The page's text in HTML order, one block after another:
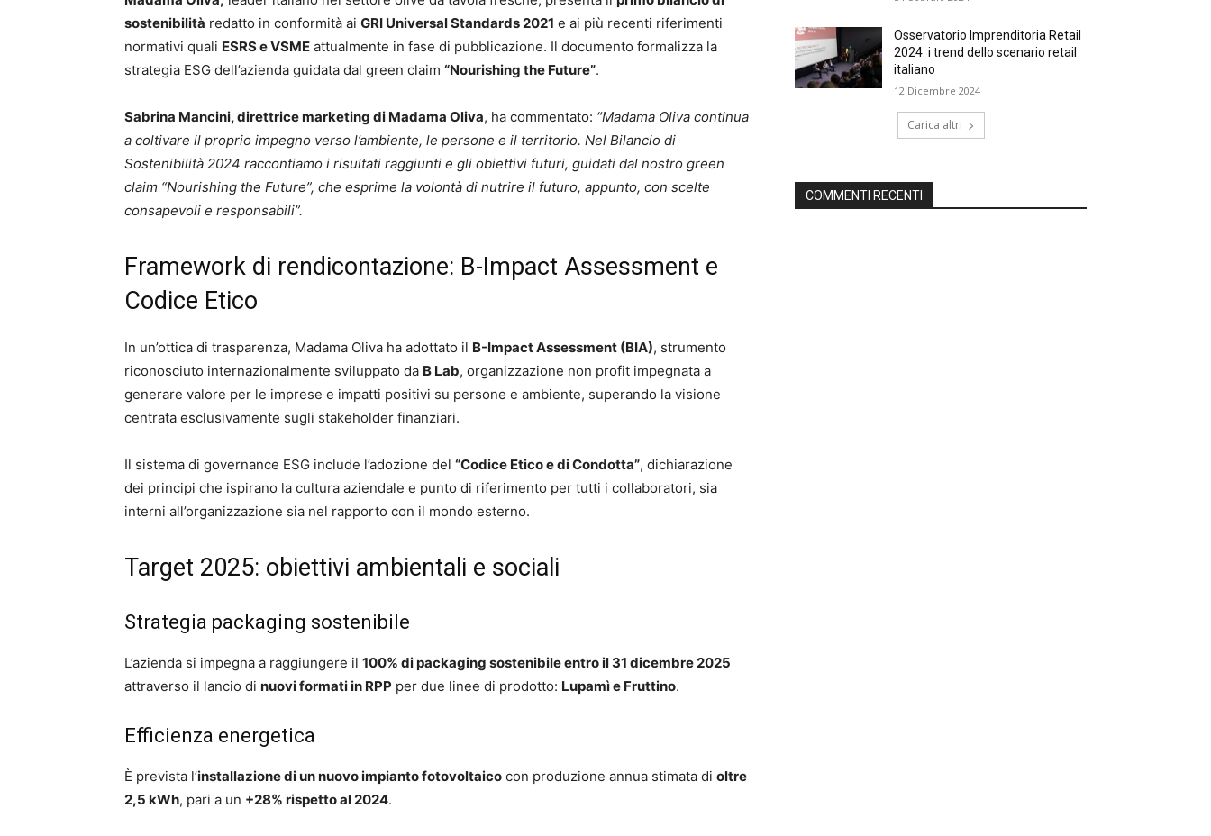
sostenibilità redatto in conformità ai GRI Universal Standards 2021 e ai più recenti riferimenti
normativi quali ESRS e VSME attualmente in fase di pubblicazione. Il documento formalizza la
strategia ESG dell’azienda guidata dal green claim “Nourishing the Future”.
Sabrina Mancini, direttrice marketing di Madama Oliva, ha commentato: “Madama Oliva continua
a coltivare il proprio impegno verso l’ambiente, le persone e il territorio. Nel Bilancio di
Sostenibilità 2024 raccontiamo i risultati raggiunti e gli obiettivi futuri, guidati dal nostro green
claim “Nourishing the Future”, che esprime la volontà di nutrire il futuro, appunto, con scelte
consapevoli e responsabili”.
Framework di rendicontazione: B-Impact Assessment e
Codice Etico
In un’ottica di trasparenza, Madama Oliva ha adottato il B-Impact Assessment (BIA), strumento
riconosciuto internazionalmente sviluppato da B Lab, organizzazione non profit impegnata a
generare valore per le imprese e impatti positivi su persone e ambiente, superando la visione
centrata esclusivamente sugli stakeholder finanziari.
Il sistema di governance ESG include l’adozione del “Codice Etico e di Condotta”, dichiarazione
dei principi che ispirano la cultura aziendale e punto di riferimento per tutti i collaboratori, sia
interni all’organizzazione sia nel rapporto con il mondo esterno.
Target 2025: obiettivi ambientali e sociali
Strategia packaging sostenibile
L’azienda si impegna a raggiungere il 100% di packaging sostenibile entro il 31 dicembre 2025
attraverso il lancio di nuovi formati in RPP per due linee di prodotto: Lupamì e Fruttino.
Efficienza energetica
È prevista l’installazione di un nuovo impianto fotovoltaico con produzione annua stimata di oltre
2,5 kWh, pari a un +28% rispetto al 2024.
Osservatorio Imprenditoria Retail
2024: i trend dello scenario retail
italiano
12 Dicembre 2024
Carica altri
COMMENTI RECENTI